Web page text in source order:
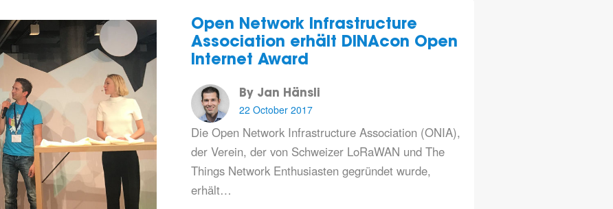
Open Network Infrastructure
Association erhält DINAcon Open
Internet Award
By Jan Hänsli
22 October 2017
Die Open Network Infrastructure Association (ONIA),
der Verein, der von Schweizer LoRaWAN und The
Things Network Enthusiasten gegründet wurde,
erhält…